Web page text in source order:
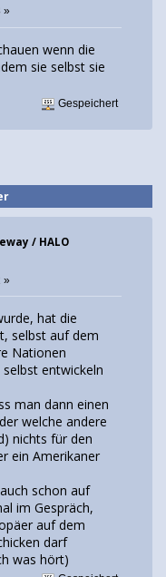
»
wenn die
sie selbst sie
Gespeichert
/ HALO
»
hat die
selbst auf dem
Nationen
entwickeln
man dann einen
welche andere
nichts für den
ein Amerikaner
schon auf
im Gespräch,
auf dem
darf
was hört)